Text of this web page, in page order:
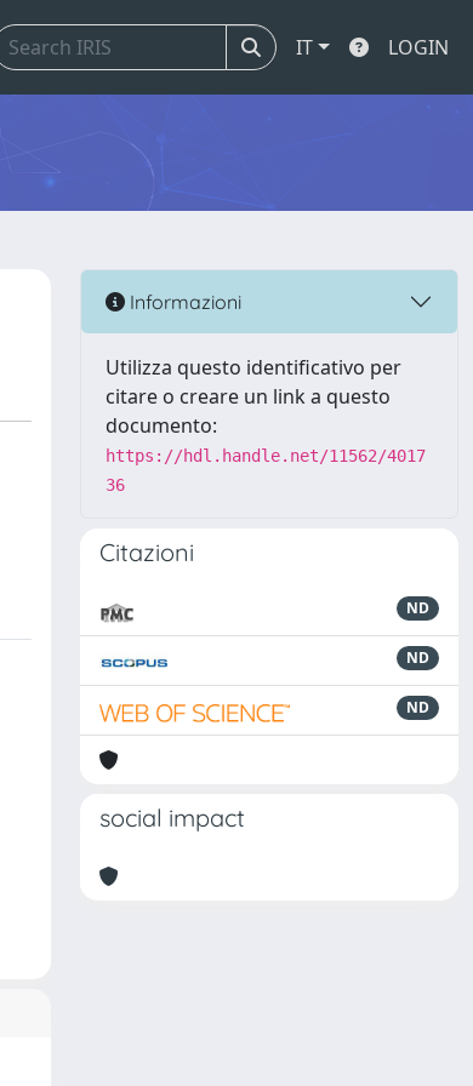
IT LOGIN
Informazioni
Utilizza questo identificativo per
citare o creare un link a questo
documento:
https://hdl.handle.net/11562/4017
36
Citazioni
ND
ND
ND
social impact